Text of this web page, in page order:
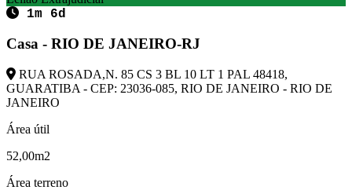
1m 6d
Casa - RIO DE JANEIRO-RJ
RUA ROSADA,N. 85 CS 3 BL 10 LT 1 PAL 48418,
GUARATIBA - CEP: 23036-085, RIO DE JANEIRO - RIO DE
JANEIRO
Área útil
52,00m2
Área terreno